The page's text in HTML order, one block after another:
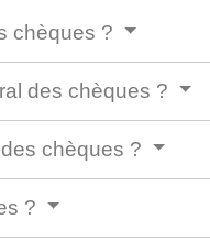
chèques ?
des chèques ?
chèques ?
?